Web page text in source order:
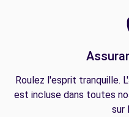
Roulez l'esprit tranquille.
est incluse dans toutes
sur